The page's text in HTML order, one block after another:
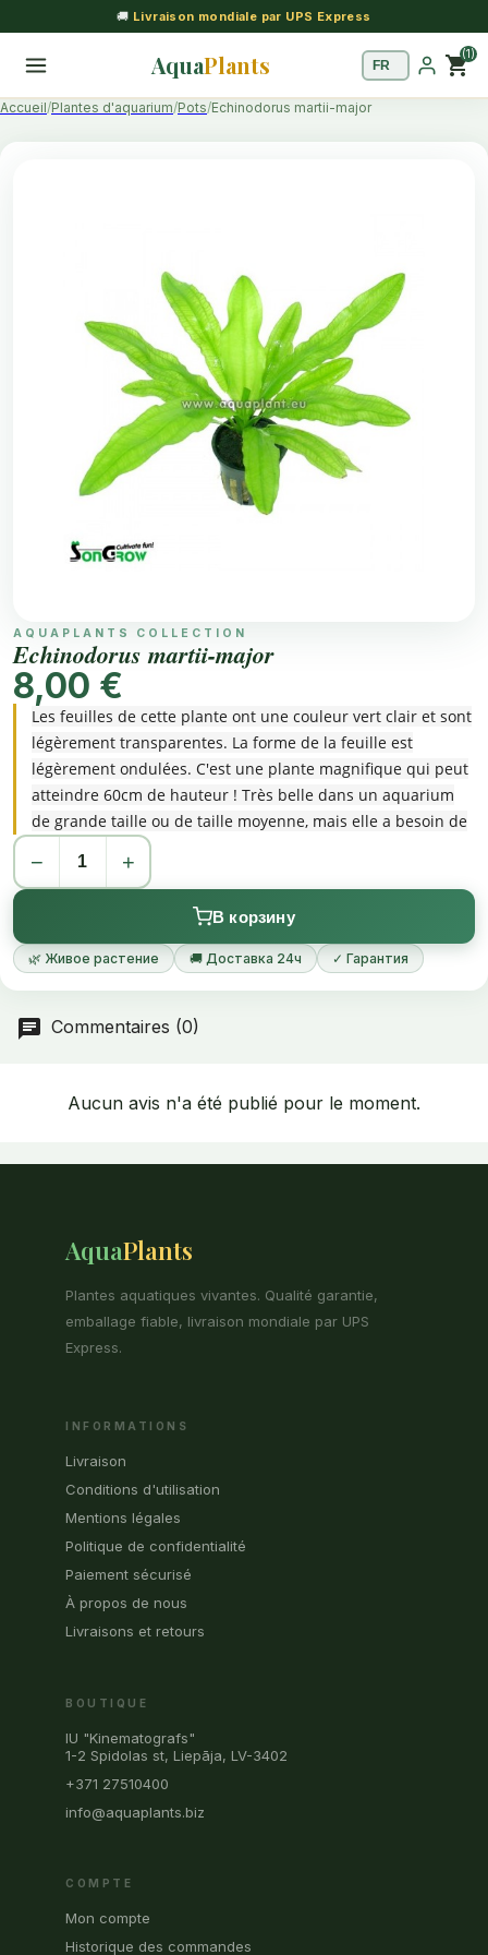
🚚 Livraison mondiale par UPS Express
AquaPlants shopping_cart(1)
Accueil Plantes d'aquarium Pots Echinodorus martii-major
AQUAPLANTS COLLECTION
Echinodorus martii-major
8,00 €
Les feuilles de cette plante ont une couleur vert clair et sont
légèrement transparentes. La forme de la feuille est
légèrement ondulées. C'est une plante magnifique qui peut
atteindre 60cm de hauteur ! Très belle dans un aquarium
de grande taille ou de taille moyenne, mais elle a besoin de
suffisamment de nutrition et de lumière. Dans le magasin,
cette plante est souvent petite, et pousse souvent au dessus
elle produit des fleurs au dessus de l'eau ( de belles fleurs
blanches, proches l'une de l'autre, sur une longue tige), elle
en produit beaucoup d'un coup afin que vous puissiez
− +
В корзину
🌿 Живое растение 🚚 Доставка 24ч ✓ Гарантия
Commentaires (0)
Aucun avis n'a été publié pour le moment.
AquaPlants
Plantes aquatiques vivantes. Qualité garantie,
emballage fiable, livraison mondiale par UPS
Express.
INFORMATIONS
Livraison
Conditions d'utilisation
Mentions légales
Politique de confidentialité
Paiement sécurisé
À propos de nous
Livraisons et retours
BOUTIQUE
IU "Kinematografs"
1-2 Spidolas st, Liepāja, LV-3402
+371 27510400
info@aquaplants.biz
COMPTE
Mon compte
Historique des commandes